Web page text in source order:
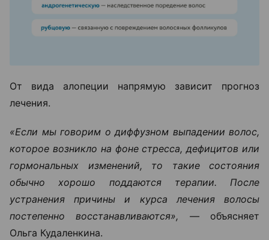
От вида алопеции напрямую зависит прогноз
лечения.
«Если мы говорим о диффузном выпадении волос,
которое возникло на фоне стресса, дефицитов или
гормональных изменений, то такие состояния
обычно хорошо поддаются терапии. После
устранения причины и курса лечения волосы
постепенно восстанавливаются», —объясняет
Ольга Кудаленкина.